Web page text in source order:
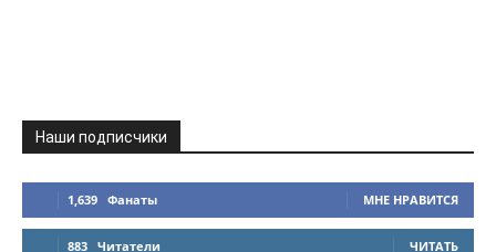
Наши подписчики
1,639 Фанаты МНЕ НРАВИТСЯ
883 Читатели ЧИТАТЬ